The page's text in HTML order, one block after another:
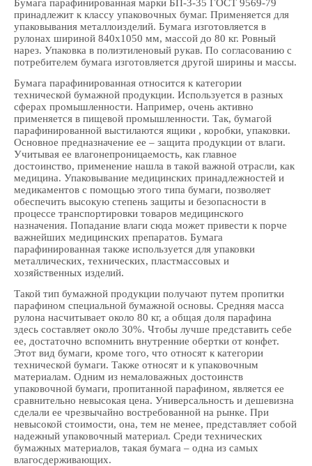
Бумага парафинированная марки БП-3-35 ГОСТ 9569-79
принадлежит к классу упаковочных бумаг. Применяется для
упаковывания металлоизделий. Бумага изготовляется в
рулонах шириной 840х1050 мм, массой до 80 кг. Ровный
нарез. Упаковка в полиэтиленовый рукав. По согласованию с
потребителем бумага изготовляется другой ширины и массы.
Бумага парафинированная относится к категории
технической бумажной продукции. Используется в разных
сферах промышленности. Например, очень активно
применяется в пищевой промышленности. Так, бумагой
парафинированной выстилаются ящики , коробки, упаковки.
Основное предназначение ее – защита продукции от влаги.
Учитывая ее влагонепроницаемость, как главное
достоинство, применение нашла в такой важной отрасли, как
медицина. Упаковывание медицинских принадлежностей и
медикаментов с помощью этого типа бумаги, позволяет
обеспечить высокую степень защиты и безопасности в
процессе транспортировки товаров медицинского
назначения. Попадание влаги сюда может привести к порче
важнейших медицинских препаратов. Бумага
парафинированная также используется для упаковки
металлических, технических, пластмассовых и
хозяйственных изделий.
Такой тип бумажной продукции получают путем пропитки
парафином специальной бумажной основы. Средняя масса
рулона насчитывает около 80 кг, а общая доля парафина
здесь составляет около 30%. Чтобы лучше представить себе
ее, достаточно вспомнить внутренние обертки от конфет.
Этот вид бумаги, кроме того, что относят к категории
технической бумаги. Также относят и к упаковочным
материалам. Одним из немаловажных достоинств
упаковочной бумаги, пропитанной парафином, является ее
сравнительно невысокая цена. Универсальность и дешевизна
сделали ее чрезвычайно востребованной на рынке. При
невысокой стоимости, она, тем не менее, представляет собой
надежный упаковочный материал. Среди технических
бумажных материалов, такая бумага – одна из самых
влагосдерживающих.